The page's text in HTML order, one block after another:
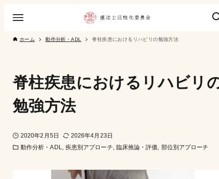
ホーム 動作分析・ADL 脊柱疾患におけるリハビリの勉強方法
脊柱疾患におけるリハビリ
勉強方法
2020年2月5日
2026年4月23日
動作分析・ADL
疾患別アプローチ 臨床推論・評価 部位別アプローチ